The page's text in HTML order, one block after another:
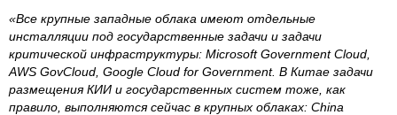
«Все крупные западные облака имеют отдельные
инсталляции под государственные задачи и задачи
критической инфраструктуры: Microsoft Government Cloud,
AWS GovCloud, Google Cloud for Government. В Китае задачи
размещения КИИ и государственных систем тоже, как
правило, выполняются сейчас в крупных облаках: China